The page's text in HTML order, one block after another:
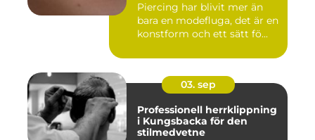
Piercing har blivit mer än
bara en modefluga, det är en
konstform och ett sätt fö...
03. sep
Professionell herrklippning
i Kungsbacka för den
stilmedvetne